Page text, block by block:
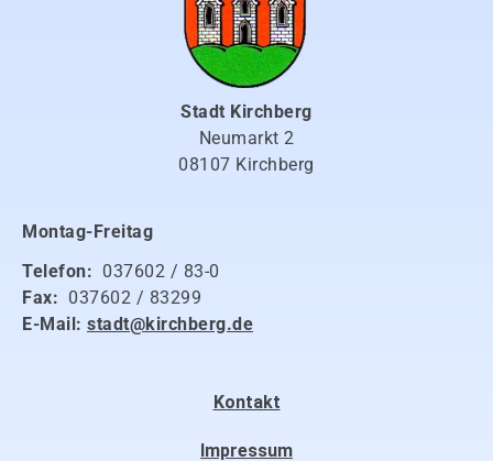
Stadt Kirchberg
Neumarkt 2
08107 Kirchberg
Montag-Freitag
Telefon: 037602 / 83-0
Fax: 037602 / 83299
E-Mail: stadt@kirchberg.de
Kontakt
Impressum